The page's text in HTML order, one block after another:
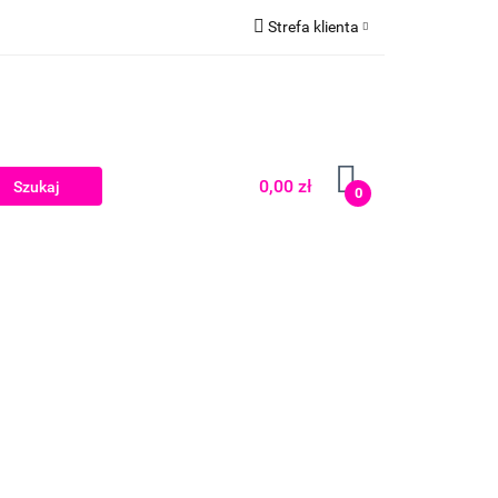
Strefa klienta
0,00 zł 0